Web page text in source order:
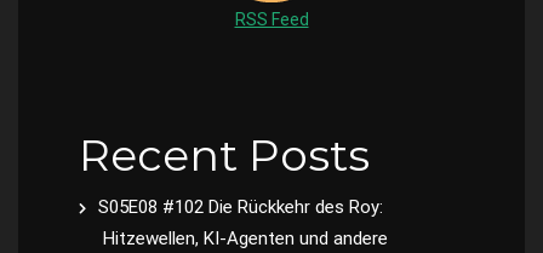
RSS Feed
Recent Posts
S05E08 #102 Die Rückkehr des Roy:
Hitzewellen, KI-Agenten und andere